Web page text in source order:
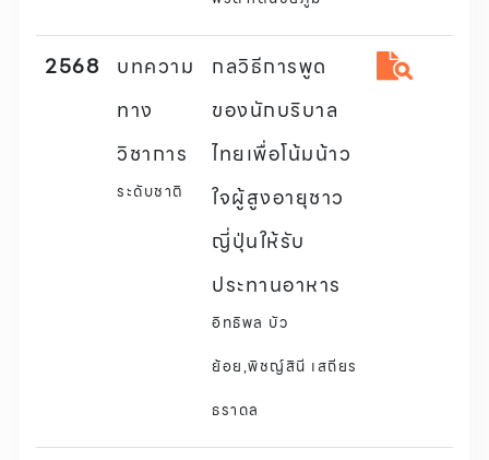
2568
บทความ
ทาง
วิชาการ
ระดับชาติ
กลวิธีการพูด
ของนักบริบาล
ไทยเพื่อโน้มน้าว
ใจผู้สูงอายุชาว
ญี่ปุ่นให้รับ
ประทานอาหาร
อิทธิพล บัว
ย้อย,พิชญ์สินี เสถียร
ธราดล